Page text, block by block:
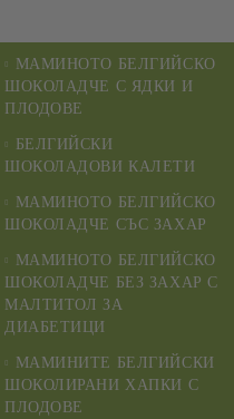
МАМИНОТО БЕЛГИЙСКО
ШОКОЛАДЧЕ С ЯДКИ И
ПЛОДОВЕ
БЕЛГИЙСКИ
ШОКОЛАДОВИ КАЛЕТИ
МАМИНОТО БЕЛГИЙСКО
ШОКОЛАДЧЕ СЪС ЗАХАР
МАМИНОТО БЕЛГИЙСКО
ШОКОЛАДЧЕ БЕЗ ЗАХАР С
МАЛТИТОЛ ЗА
ДИАБЕТИЦИ
МАМИНИТЕ БЕЛГИЙСКИ
ШОКОЛИРАНИ ХАПКИ С
ПЛОДОВЕ